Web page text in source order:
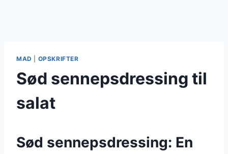
MAD OPSKRIFTER
Sød sennepsdressing til
salat
Sød sennepsdressing: En